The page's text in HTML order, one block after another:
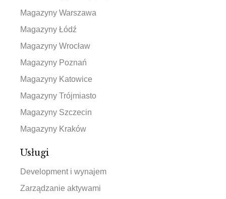
Magazyny Warszawa
Magazyny Łódź
Magazyny Wrocław
Magazyny Poznań
Magazyny Katowice
Magazyny Trójmiasto
Magazyny Szczecin
Magazyny Kraków
Usługi
Development i wynajem
Zarządzanie aktywami